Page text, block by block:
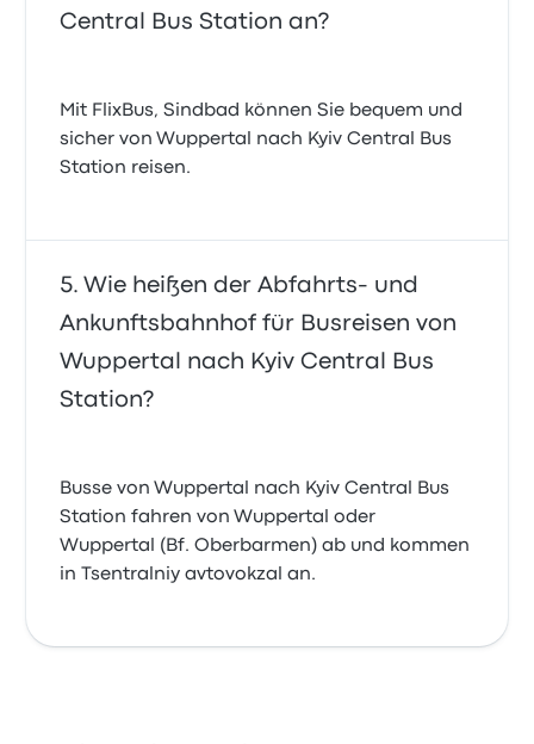
Central Bus Station an?
Mit FlixBus, Sindbad können Sie bequem und
sicher von Wuppertal nach Kyiv Central Bus
Station reisen.
Wie heißen der Abfahrts- und
Ankunftsbahnhof für Busreisen von
Wuppertal nach Kyiv Central Bus
Station?
Busse von Wuppertal nach Kyiv Central Bus
Station fahren von Wuppertal oder
Wuppertal (Bf. Oberbarmen) ab und kommen
in Tsentralniy avtovokzal an.